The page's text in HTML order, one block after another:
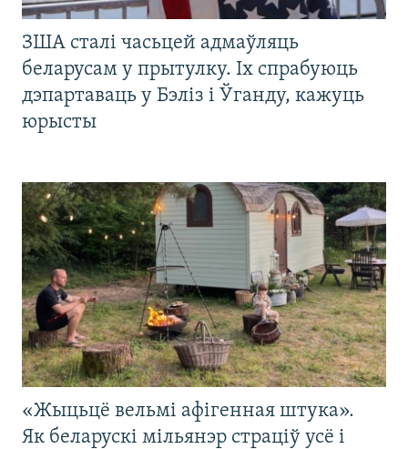
ЗША сталі часьцей адмаўляць
беларусам у прытулку. Іх спрабуюць
дэпартаваць у Бэліз і Ўганду, кажуць
юрысты
«Жыцьцё вельмі афігенная штука».
Як беларускі мільянэр страціў усё і